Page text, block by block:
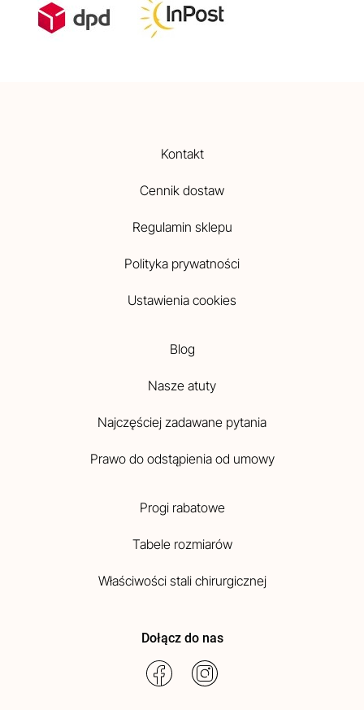
Kontakt
Cennik dostaw
Regulamin sklepu
Polityka prywatności
Ustawienia cookies
Blog
Nasze atuty
Najczęściej zadawane pytania
Prawo do odstąpienia od umowy
Progi rabatowe
Tabele rozmiarów
Właściwości stali chirurgicznej
Dołącz do nas